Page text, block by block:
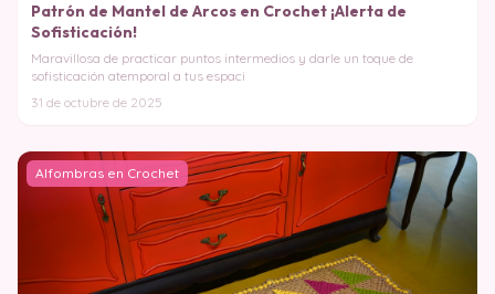
Patrón de Mantel de Arcos en Crochet ¡Alerta de
Sofisticación!
Maravillosa de practicar puntos intermedios y darle un toque de
sofisticación atemporal a tus espaci
31 de octubre de 2025
Alfombras en Crochet